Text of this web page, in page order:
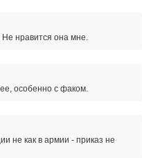
Не нравится она мне.
особенно с факом.
не как в армии - приказ не